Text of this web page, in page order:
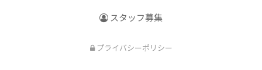
スタッフ募集
プライバシーポリシー